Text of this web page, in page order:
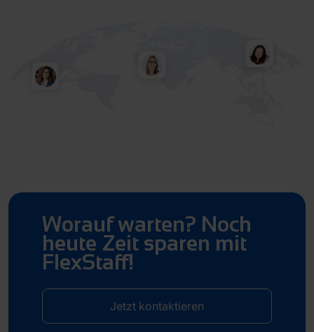
Worauf warten? Noch
heute Zeit sparen mit
FlexStaff!
Jetzt kontaktieren